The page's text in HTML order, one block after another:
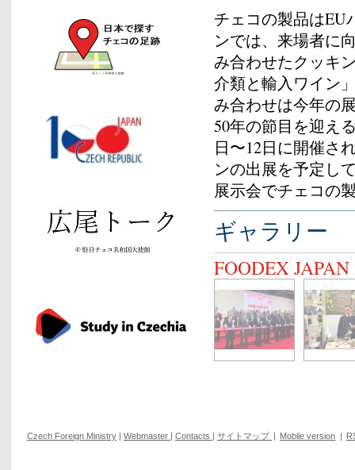
チェコの製品はEU
ンでは、来場者に
み合わせたクッキ
介類と輸入ワイン
み合わせは今年の
50年の節目を迎え
日〜12日に開催さ
ンの出展を予定し
展示会でチェコの
ギャラリー
FOODEX JAPAN
Czech Foreign Ministry Webmaster Contacts サイトマップ Mobile version